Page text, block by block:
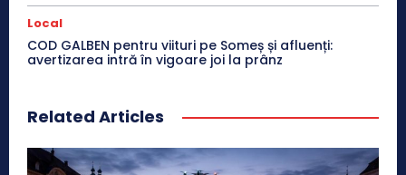
Local
COD GALBEN pentru viituri pe Someș și afluenți:
avertizarea intră în vigoare joi la prânz
Related Articles